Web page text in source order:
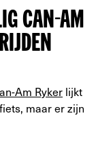
CAN-AM
Am Ryker lijkt
maar er zijn